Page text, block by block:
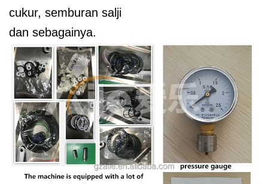
cukur, semburan salji
dan sebagainya.